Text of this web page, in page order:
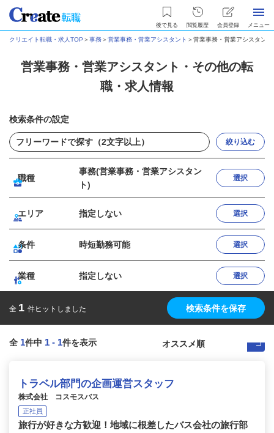
後で見る 閲覧履歴 会員登録 メニュー
クリエイト転職・求人TOP ＞事務＞営業事務・営業アシスタント ＞営業事務・営業アシスタン
営業事務・営業アシスタント・その他の転
職・求人情報
検索条件の設定
絞り込む
職種
事務(営業事務・営業アシスタン
ト)
選択
エリア 指定しない 選択
条件 時短勤務可能 選択
業種 指定しない 選択
全 1 件ヒットしました 検索条件を保存
全 1件中 1 - 1件を表示
トラベル部門の企画運営スタッフ
株式会社 コスモスバス
正社員
旅行が好きな方歓迎！地域に根差したバス会社の旅行部